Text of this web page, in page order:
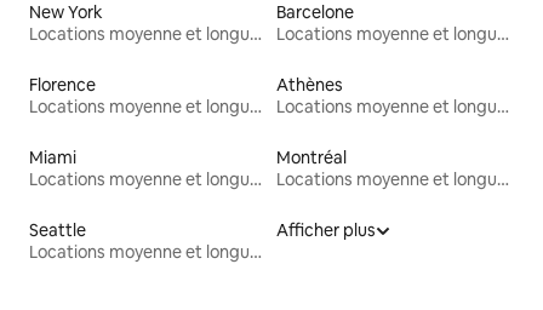
New York
Locations moyenne et longue durée
Barcelone
Locations moyenne et longue durée
Florence
Locations moyenne et longue durée
Athènes
Locations moyenne et longue durée
Miami
Locations moyenne et longue durée
Montréal
Locations moyenne et longue durée
Seattle
Locations moyenne et longue durée
Afficher plus